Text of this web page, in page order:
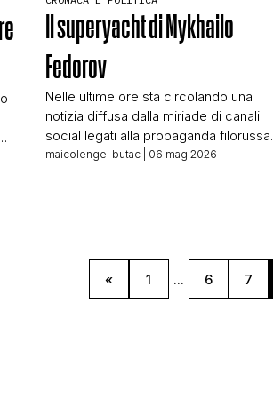
CONTATTI
CHI SIAMO
Il superyacht di Mykhailo
Fedorov
Nelle ultime ore sta circolando una
notizia diffusa dalla miriade di canali
social legati alla propaganda filorussa.
A noi l’avete segnalata sulla pagina
maicolengel butac| 06 mag 2026
« 1 ... 6 7